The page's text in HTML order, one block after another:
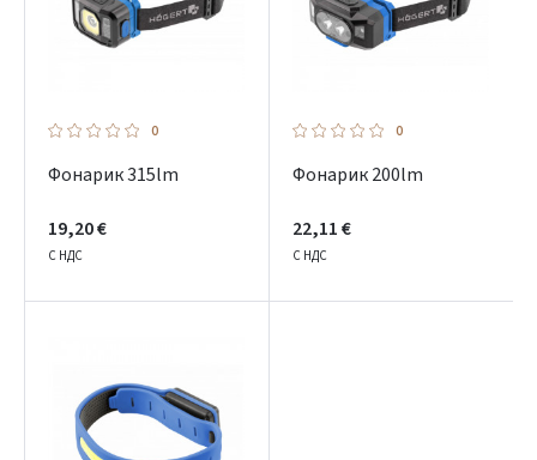
0
Фонарик 315lm
19,20 €
С НДС
0
Фонарик 200lm
22,11 €
С НДС